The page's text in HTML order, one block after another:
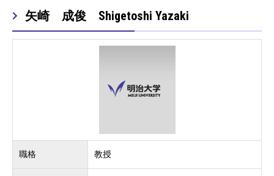
矢崎 成俊 Shigetoshi Yazaki
職格 教授